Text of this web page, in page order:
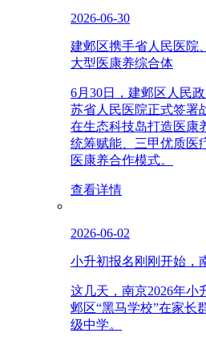
2026-06-30
建邺区携手省人民医院
大型医康养综合体
6月30日，建邺区人民
苏省人民医院正式签署
在生态科技岛打造医康
统筹赋能、三甲优质医
医康养合作模式。
查看详情
2026-06-02
小升初报名刚刚开始，
这几天，南京2026年小
邺区“黑马学校”在家
级中学。